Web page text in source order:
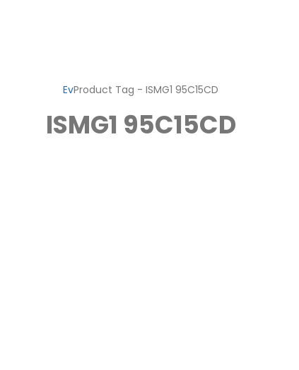
EvProduct Tag - ISMG1 95C15CD
ISMG1 95C15CD